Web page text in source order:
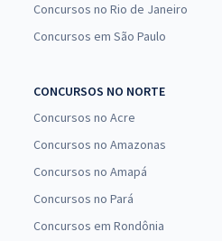
Concursos no Rio de Janeiro
Concursos em São Paulo
CONCURSOS NO NORTE
Concursos no Acre
Concursos no Amazonas
Concursos no Amapá
Concursos no Pará
Concursos em Rondônia